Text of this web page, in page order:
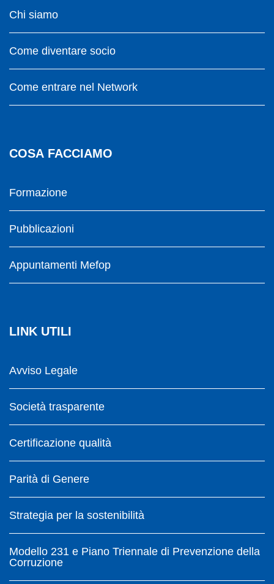
Chi siamo
Come diventare socio
Come entrare nel Network
COSA FACCIAMO
Formazione
Pubblicazioni
Appuntamenti Mefop
LINK UTILI
Avviso Legale
Società trasparente
Certificazione qualità
Parità di Genere
Strategia per la sostenibilità
Modello 231 e Piano Triennale di Prevenzione della
Corruzione